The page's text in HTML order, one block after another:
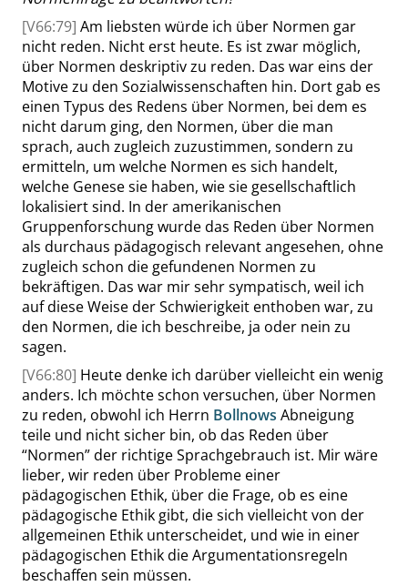
[V66:79] Am liebsten würde ich über Normen gar
nicht reden. Nicht erst heute. Es ist zwar möglich,
über Normen deskriptiv zu reden. Das war eins der
Motive zu den Sozialwissenschaften hin. Dort gab es
einen Typus des Redens über Normen, bei dem es
nicht darum ging, den Normen, über die man
sprach, auch zugleich zuzustimmen, sondern zu
ermitteln, um welche Normen es sich handelt,
welche Genese sie haben, wie sie gesellschaftlich
lokalisiert sind. In der amerikanischen
Gruppenforschung wurde das Reden über Normen
als durchaus pädagogisch relevant angesehen, ohne
zugleich schon die gefundenen Normen zu
bekräftigen. Das war mir sehr sympatisch, weil ich
auf diese Weise der Schwierigkeit enthoben war, zu
den Normen, die ich beschreibe, ja oder nein zu
sagen.
[V66:80] Heute denke ich darüber vielleicht ein wenig
anders. Ich möchte schon versuchen, über Normen
zu reden, obwohl ich Herrn Bollnows Abneigung
teile und nicht sicher bin, ob das Reden über
“Normen”der richtige Sprachgebrauch ist. Mir wäre
lieber, wir reden über Probleme einer
pädagogischen Ethik, über die Frage, ob es eine
pädagogische Ethik gibt, die sich vielleicht von der
allgemeinen Ethik unterscheidet, und wie in einer
pädagogischen Ethik die Argumentationsregeln
beschaffen sein müssen.